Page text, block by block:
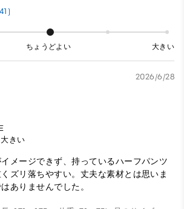
ちょうどよい 大きい
2026/6/28
きい
メージできず、持っているハーフパンツ
ズリ落ちやすい。丈夫な素材とは思いま
ありませんでした。